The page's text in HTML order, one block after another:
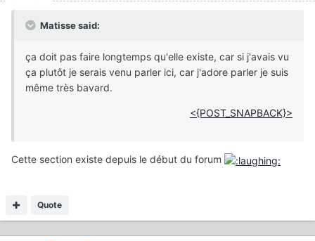
Matisse said:
ça doit pas faire longtemps qu'elle existe, car si j'avais vu
ça plutôt je serais venu parler ici, car j'adore parler je suis
même très bavard.
<{POST_SNAPBACK}>
Cette section existe depuis le début du forum
Quote